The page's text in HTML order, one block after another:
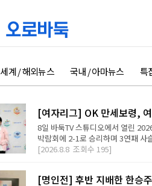
세계 / 해외뉴스 국내 / 아마뉴스 특
[여자리그] OK 만세보령,
8일 바둑TV 스튜디오에서 열린
박람회에 2-1로 승리하며 3연패 사
[2026.8.8 조회수 195]
[명인전] 후반 지배한 한승